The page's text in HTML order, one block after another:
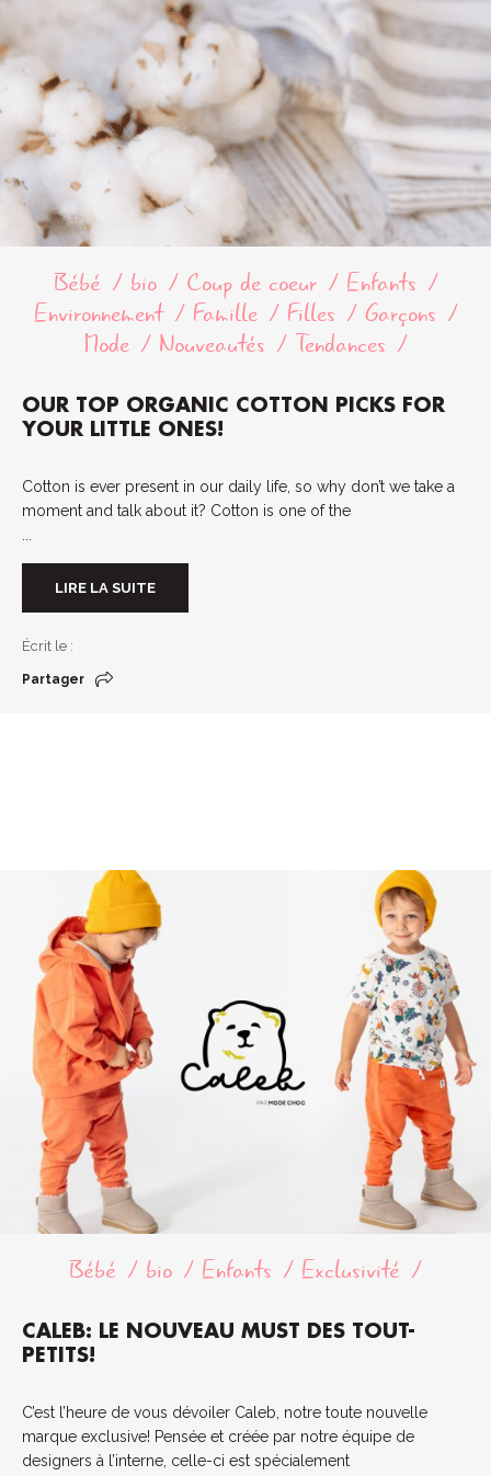
Bébé bio Coup de coeur
Enfants
Environnement
Famille Filles
Garçons
Mode
Nouveautés Tendances
OUR TOP ORGANIC COTTON PICKS FOR
YOUR LITTLE ONES!
Cotton is ever present in our daily life, so why don’t we take a
moment and talk about it? Cotton is one of the
LIRE LA SUITE
Écrit le :
Partager
Bébé bio Enfants Exclusivité
CALEB: LE NOUVEAU MUST DES TOUT-
PETITS!
C’est l’heure de vous dévoiler Caleb, notre toute nouvelle
marque exclusive! Pensée et créée par notre équipe de
designers à l’interne, celle-ci est spécialement